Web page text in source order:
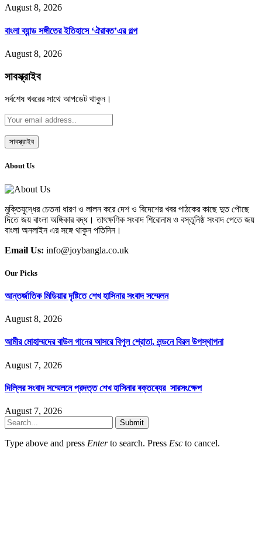
August 8, 2026
বাংলা ব্যান্ড সঙ্গীতের ইতিহাসে ‘ঐরাবত’এর গল্প
August 8, 2026
সাবস্ক্রাইব
সর্বশেষ খবরের সাথে আপডেট থাকুন।
About Us
মুক্তিযুদ্ধের চেতনা ধারণ ও লালন করে দেশ ও বিদেশের খবর পাঠকের কাছে দুত পৌছে
দিতে জয় বাংলা অঙ্গিকার বদ্ধ। তাৎক্ষণিক সংবাদ শিরোনাম ও বস্তুনিষ্ঠ সংবাদ পেতে জয়
বাংলা অনলাইন এর সঙ্গে থাকুন পতিদিন।
Email Us: info@joybangla.co.uk
Our Picks
আন্তর্জাতিক মিডিয়ার দৃষ্টিতে শেখ হাসিনার সংবাদ সম্মেলন
August 8, 2026
আমীর মোহাম্মদের বাউল গানের আসরে বিপুল শ্রোতা, লন্ডনে বিরল উপস্থাপনা
August 7, 2026
দিল্লির সংবাদ সম্মেলনে প্রদত্ত শেখ হাসিনার বক্তব্যের সারসংক্ষেপ
August 7, 2026
Submit
Type above and press Enterto search. Press Esc to cancel.